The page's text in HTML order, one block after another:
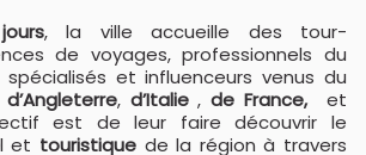
, la ville accueille des tour-
de voyages, professionnels du
et influenceurs venus du
d’Angleterre, d’Italie,de France,et
est de leur faire découvrir le
l et touristiquede la région à travers